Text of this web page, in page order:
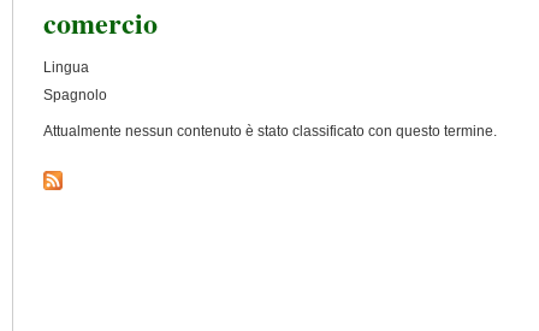
comercio
Lingua
Spagnolo
Attualmente nessun contenuto è stato classificato con questo termine.